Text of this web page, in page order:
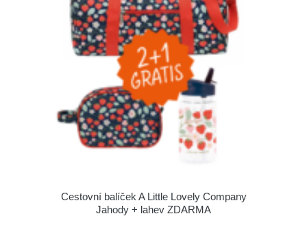
Cestovní balíček A Little Lovely Company
Jahody + lahev ZDARMA